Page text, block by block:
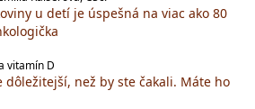
u detí je úspešná na viac ako 80
vitamín D
dôležitejší, než by ste čakali. Máte ho